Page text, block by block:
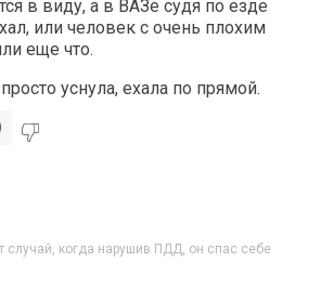
в виду, а в ВАЗе судя по езде
или человек с очень плохим
еще что.
уснула, ехала по прямой.
случай, когда нарушив ПДД, он спас себе